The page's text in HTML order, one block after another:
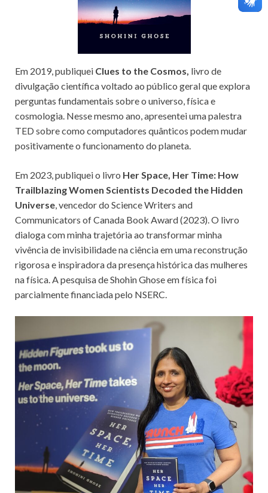
Em 2019, publiquei Clues to the Cosmos, livro de
divulgação científica voltado ao público geral que explora
perguntas fundamentais sobre o universo, física e
cosmologia. Nesse mesmo ano, apresentei uma palestra
TED sobre como computadores quânticos podem mudar
positivamente o funcionamento do planeta.
Em 2023, publiquei o livro Her Space, Her Time: How
Trailblazing Women Scientists Decoded the Hidden
Universe, vencedor do Science Writers and
Communicators of Canada Book Award (2023). O livro
dialoga com minha trajetória ao transformar minha
vivência de invisibilidade na ciência em uma reconstrução
rigorosa e inspiradora da presença histórica das mulheres
na física. A pesquisa de Shohin Ghose em física foi
parcialmente financiada pelo NSERC.